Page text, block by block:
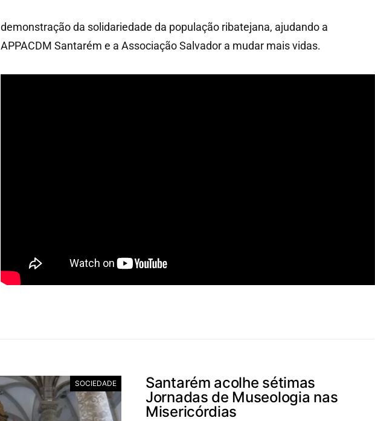
demonstração da solidariedade da população ribatejana, ajudando a
APPACDM Santarém e a Associação Salvador a mudar mais vidas.
SOCIEDADE
Santarém acolhe sétimas
Jornadas de Museologia nas
Misericórdias